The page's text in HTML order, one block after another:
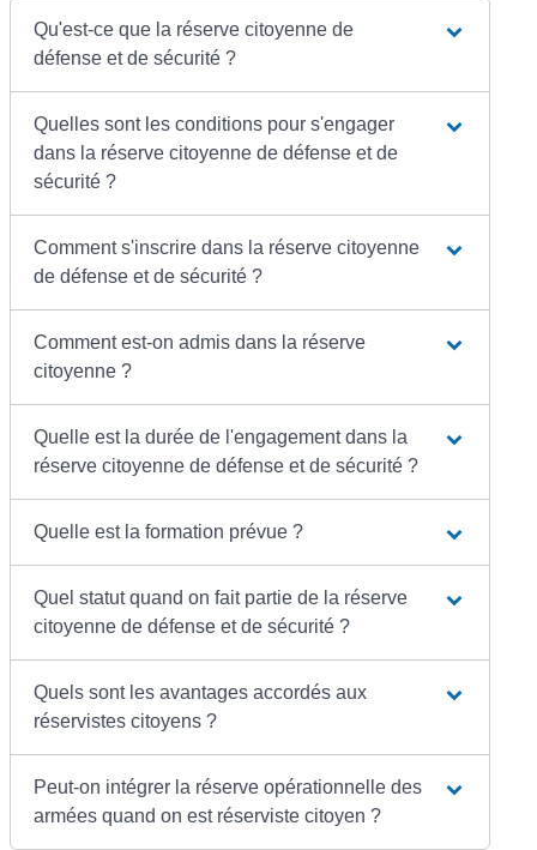
Qu'est-ce que la réserve citoyenne de
défense et de sécurité ?
Quelles sont les conditions pour s'engager
dans la réserve citoyenne de défense et de
sécurité ?
Comment s'inscrire dans la réserve citoyenne
de défense et de sécurité ?
Comment est-on admis dans la réserve
citoyenne ?
Quelle est la durée de l'engagement dans la
réserve citoyenne de défense et de sécurité ?
Quelle est la formation prévue ?
Quel statut quand on fait partie de la réserve
citoyenne de défense et de sécurité ?
Quels sont les avantages accordés aux
réservistes citoyens ?
Peut-on intégrer la réserve opérationnelle des
armées quand on est réserviste citoyen ?